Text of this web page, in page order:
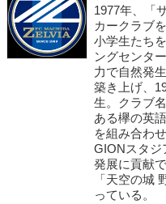
1977年、「
カークラブ
小学生たち
ングセンタ
力で自然発
築き上げ、
生。クラブ
ある欅の英
を組み合わ
GIONスタジ
発展に貢献
「天空の城
っている。